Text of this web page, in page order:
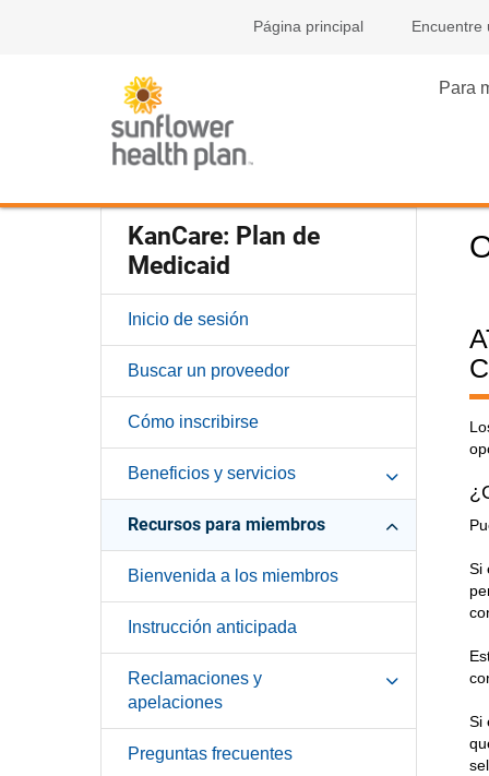
Página principal Encuentre
Para
KanCare: Plan de
Medicaid
Inicio de sesión
Buscar un proveedor
Cómo inscribirse
Beneficios y servicios
Recursos para miembros
Bienvenida a los miembros
Instrucción anticipada
Reclamaciones y
apelaciones
Preguntas frecuentes
Si
Si